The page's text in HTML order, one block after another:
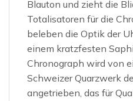
Blauton und zieht die
Totalisatoren für die
beleben die Optik der
einem kratzfesten
Chronograph wird von
Schweizer Quarzwerk
angetrieben, das für